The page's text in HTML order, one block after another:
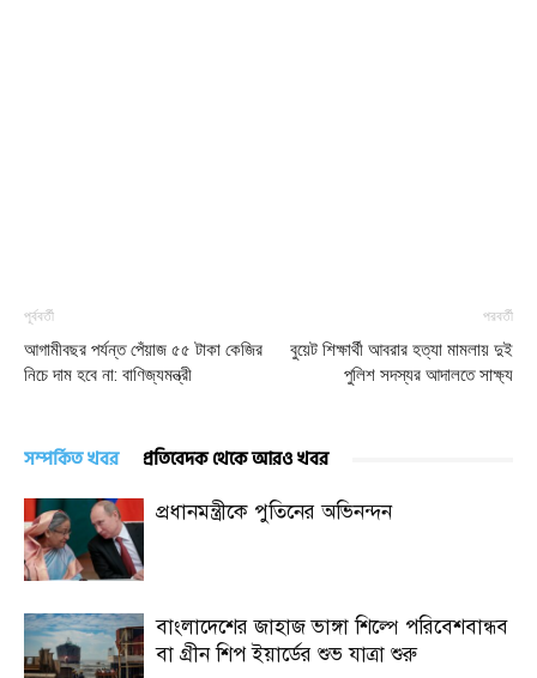
পূর্ববর্তী
আগামীবছর পর্যন্ত পেঁয়াজ ৫৫ টাকা কেজির
নিচে দাম হবে না: বাণিজ্যমন্ত্রী
পরবর্তী
বুয়েট শিক্ষার্থী আবরার হত্যা মামলায় দুই
পুলিশ সদস্যর আদালতে সাক্ষ্য
সম্পর্কিত খবর প্রতিবেদক থেকে আরও খবর
প্রধানমন্ত্রীকে পুতিনের অভিনন্দন
বাংলাদেশের জাহাজ ভাঙ্গা শিল্পে পরিবেশবান্ধব
বা গ্রীন শিপ ইয়ার্ডের শুভ যাত্রা শুরু